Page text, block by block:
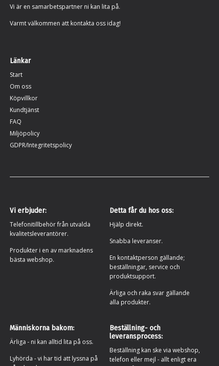
Vi är en samarbetspartner ni kan lita på.
Varmt välkommen att kontakta oss idag!
Länkar
Start
Om oss
Köpvillkor
Kundtjänst
FAQ
Miljöpolicy
GDPR/Integritetspolicy
Vi erbjuder:
Telefonitillbehör från utvalda
kvalitetsleverantörer.
Produkter i en av marknadens
bästa webshop.
Detta får du hos oss:
Hjälp direkt.
Snabba leveranser.
En kontaktperson gällande;
beställningar, service och
produktsupport.
Ärliga och raka svar gällande
alla produkter.
Människorna bakom:
Ärliga - ni kan alltid lita på oss.
Lyhörda - vi har tid att lyssna på
Beställning- och
leveransprocess:
Beställning kan ske via webshop,
telefon eller mejl - allt enligt era